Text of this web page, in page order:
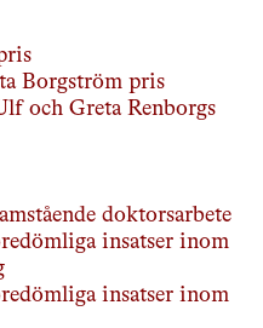
Borgström pris
och Greta Renborgs
doktorsarbete
insatser inom
insatser inom